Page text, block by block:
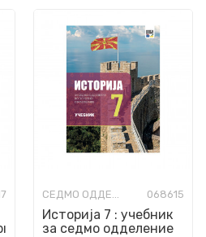
СЕДМО ОДДЕЛЕНИЕ 068615
Историја 7 : учебник
за седмо одделение